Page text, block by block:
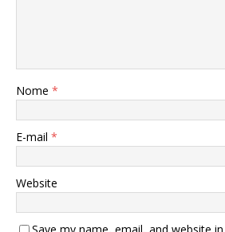
Nome *
E-mail *
Website
Save my name, email, and website